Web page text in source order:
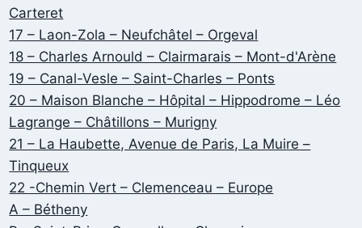
Carteret
17 – Laon-Zola – Neufchâtel – Orgeval
18 – Charles Arnould – Clairmarais – Mont-d'Arène
19 – Canal-Vesle – Saint-Charles – Ponts
20 – Maison Blanche – Hôpital – Hippodrome – Léo
Lagrange – Châtillons – Murigny
21 – La Haubette, Avenue de Paris, La Muire –
Tinqueux
22 -Chemin Vert – Clemenceau – Europe
A – Bétheny